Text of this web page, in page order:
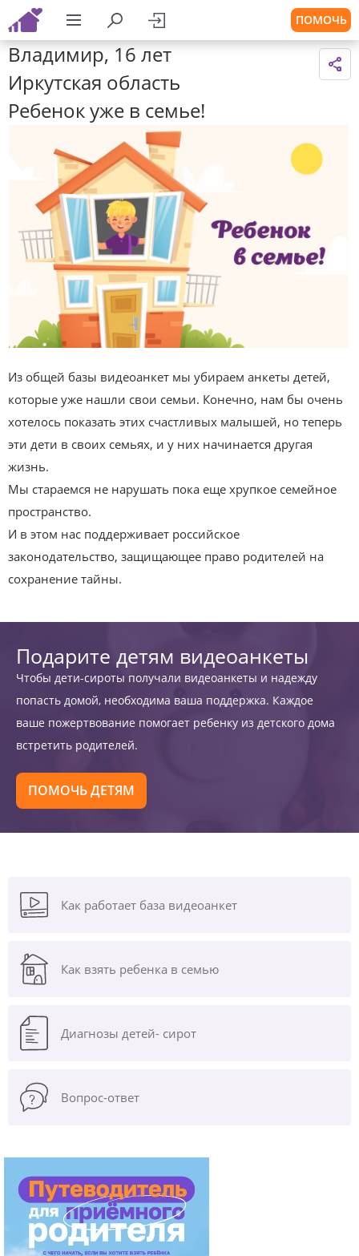
ПОМОЧЬ
Владимир, 16 лет
Иркутская область
Ребенок уже в семье!
Из общей базы видеоанкет мы убираем анкеты детей,
которые уже нашли свои семьи. Конечно, нам бы очень
хотелось показать этих счастливых малышей, но теперь
эти дети в своих семьях, и у них начинается другая
жизнь.
Мы стараемся не нарушать пока еще хрупкое семейное
пространство.
И в этом нас поддерживает российское
законодательство, защищающее право родителей на
сохранение тайны.
Подарите детям видеоанкеты
Чтобы дети-сироты получали видеоанкеты и надежду
попасть домой, необходима ваша поддержка. Каждое
ваше пожертвование помогает ребенку из детского дома
встретить родителей.
ПОМОЧЬ ДЕТЯМ
Как работает база видеоанкет
Как взять ребенка в семью
Диагнозы детей- сирот
Вопрос-ответ